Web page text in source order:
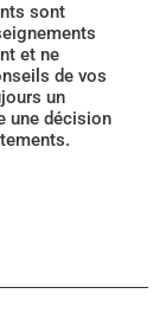
sont
et ne
de vos
un
une décision